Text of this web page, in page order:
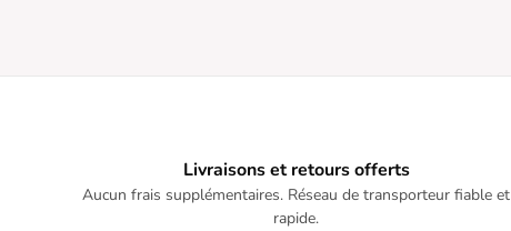
Livraisons et retours offerts
Aucun frais supplémentaires. Réseau de transporteur fiable et
rapide.